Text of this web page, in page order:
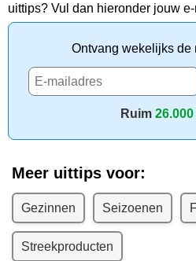
uittips? Vul dan hieronder jouw
Ontvang wekelijks de
Ruim 26.000
Meer uittips voor:
Gezinnen Seizoenen
Streekproducten